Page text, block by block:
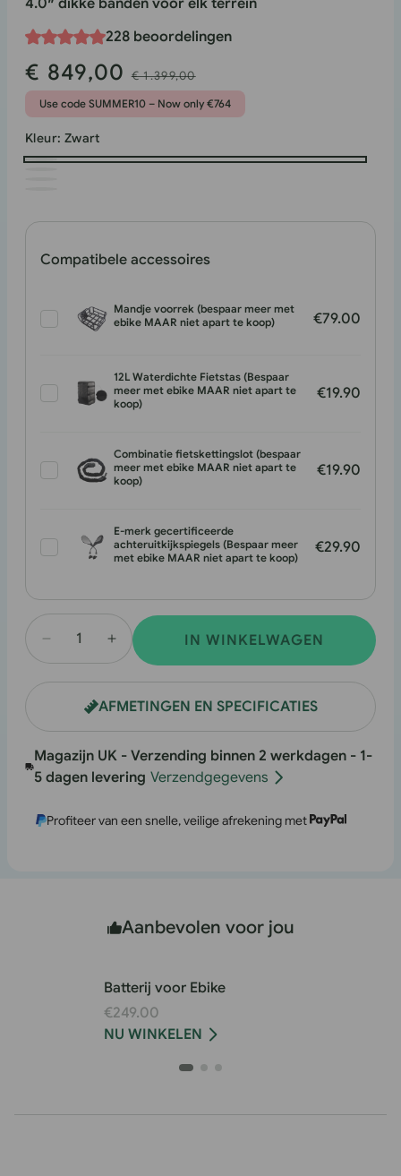
228 beoordelingen
Verkoopprijs
€ 849,00 Normale
prijs
€ 1.399,00
Use code SUMMER10 – Now only €764
Kleur: Zwart
Compatibele accessoires
Mandje voorrek (bespaar meer met
ebike MAAR niet apart te koop)
€79.00
12L Waterdichte Fietstas (Bespaar
meer met ebike MAAR niet apart te
koop)
€19.90
Combinatie fietskettingslot (bespaar
meer met ebike MAAR niet apart te
koop)
€19.90
E-merk gecertificeerde
achteruitkijkspiegels (Bespaar meer
met ebike MAAR niet apart te koop)
€29.90
Hoeveelheid
F20
Max
Hoeveelheid
voor
F20
Max
IN WINKELWAGEN
AFMETINGEN EN SPECIFICATIES
Magazijn UK - Verzending binnen 2 werkdagen - 1-
5 dagen levering Verzendgegevens
Profiteer van een snelle, veilige afrekening met
Aanbevolen voor jou
Batterij voor Ebike
€249.00
NU WINKELEN